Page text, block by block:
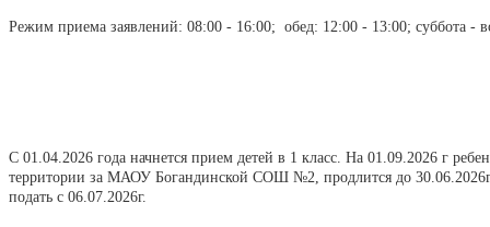
Режим приема заявлений: 08:00 - 16:00; обед: 12:00 - 13:00; суббота -
С 01.04.2026 года начнется прием детей в 1 класс. На 01.09.2026 г
территории за МАОУ Богандинской СОШ №2, продлится до
подать с 06.07.2026г.